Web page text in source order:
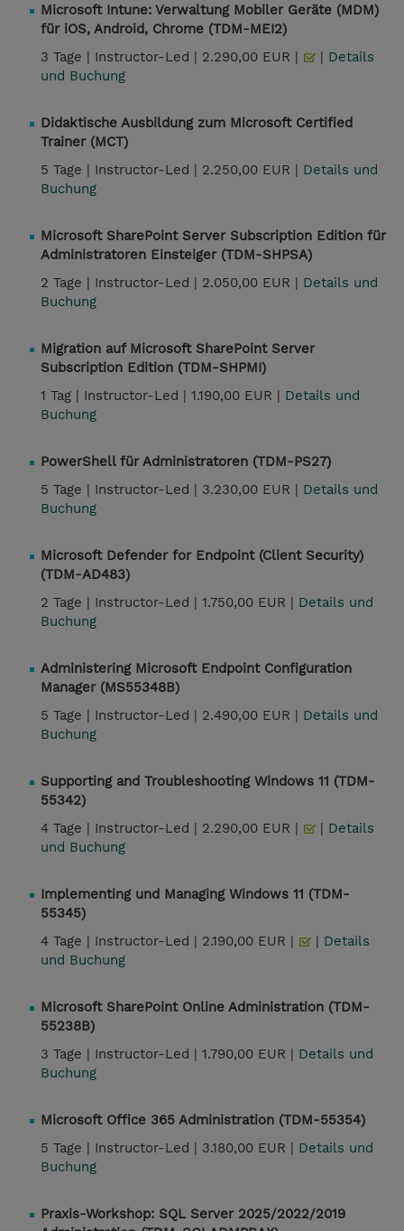
Microsoft Intune: Verwaltung Mobiler Geräte (MDM)
für iOS, Android, Chrome (TDM-MEI2)
3 Tage | Instructor-Led | 2.290,00 EUR | | Details
und Buchung
Didaktische Ausbildung zum Microsoft Certified
Trainer (MCT)
5 Tage | Instructor-Led | 2.250,00 EUR | Details und
Buchung
Microsoft SharePoint Server Subscription Edition für
Administratoren Einsteiger (TDM-SHPSA)
2 Tage | Instructor-Led | 2.050,00 EUR | Details und
Buchung
Migration auf Microsoft SharePoint Server
Subscription Edition (TDM-SHPMI)
1 Tag | Instructor-Led | 1.190,00 EUR | Details und
Buchung
PowerShell für Administratoren (TDM-PS27)
5 Tage | Instructor-Led | 3.230,00 EUR | Details und
Buchung
Microsoft Defender for Endpoint (Client Security)
(TDM-AD483)
2 Tage | Instructor-Led | 1.750,00 EUR | Details und
Buchung
Administering Microsoft Endpoint Configuration
Manager (MS55348B)
5 Tage | Instructor-Led | 2.490,00 EUR | Details und
Buchung
Supporting and Troubleshooting Windows 11 (TDM-
55342)
4 Tage | Instructor-Led | 2.290,00 EUR | | Details
und Buchung
Implementing und Managing Windows 11 (TDM-
55345)
4 Tage | Instructor-Led | 2.190,00 EUR | | Details
und Buchung
Microsoft SharePoint Online Administration (TDM-
55238B)
3 Tage | Instructor-Led | 1.790,00 EUR | Details und
Buchung
Microsoft Office 365 Administration (TDM-55354)
5 Tage | Instructor-Led | 3.180,00 EUR | Details und
Buchung
Praxis-Workshop: SQL Server 2025/2022/2019